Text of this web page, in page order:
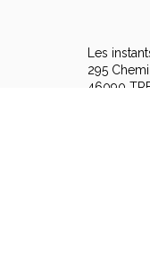
Les
295
46090